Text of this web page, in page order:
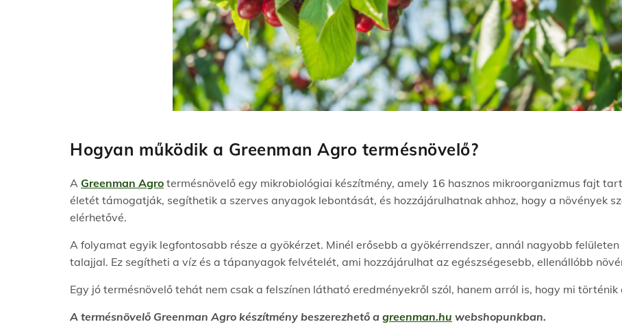
Hogyan működik a Greenman Agro termésnövelő?
A Greenman Agro termésnövelő egy mikrobiológiai készítmény, amely 16 hasznos mikroorganizmus fajt
életét támogatják, segíthetik a szerves anyagok lebontását, és hozzájárulhatnak ahhoz, hogy a növények
elérhetővé.
A folyamat egyik legfontosabb része a gyökérzet. Minél erősebb a gyökérrendszer, annál nagyobb
talajjal. Ez segítheti a víz és a tápanyagok felvételét, ami hozzájárulhat az egészségesebb, ellenállóbb
Egy jó termésnövelő tehát nem csak a felszínen látható eredményekről szól, hanem arról is, hogy mi történik
A termésnövelő Greenman Agro készítmény beszerezhető a greenman.hu webshopunkban.